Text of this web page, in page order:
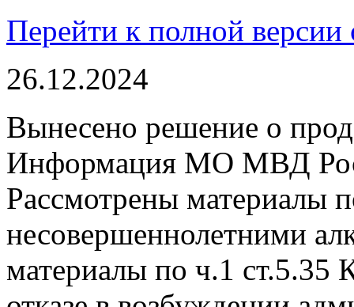
Перейти к полной версии
26.12.2024
Вынесено решение о
Информация МО МВД
Рассмотрены материалы
несовершеннолетними
материалы по ч.1